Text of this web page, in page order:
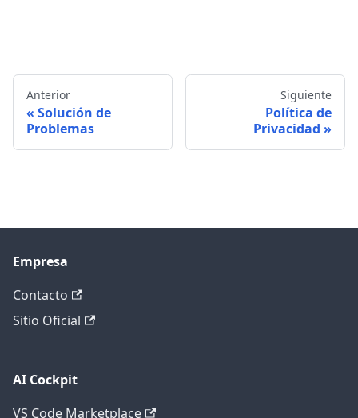
Anterior
Solución de
Problemas
Siguiente
Política de
Privacidad
Empresa
Contacto
Sitio Oficial
AI Cockpit
VS Code Marketplace